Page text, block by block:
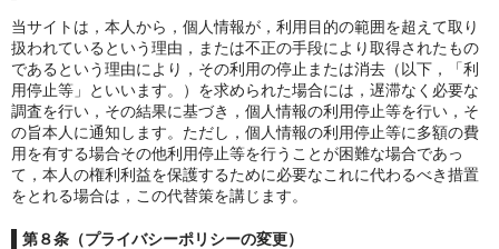
当サイトは，本人から，個人情報が，利用目的の範囲を超えて取り
扱われているという理由，または不正の手段により取得されたもの
であるという理由により，その利用の停止または消去（以下，「利
用停止等」といいます。）を求められた場合には，遅滞なく必要な
調査を行い，その結果に基づき，個人情報の利用停止等を行い，そ
の旨本人に通知します。ただし，個人情報の利用停止等に多額の費
用を有する場合その他利用停止等を行うことが困難な場合であっ
て，本人の権利利益を保護するために必要なこれに代わるべき措置
をとれる場合は，この代替策を講じます。
第８条（プライバシーポリシーの変更）